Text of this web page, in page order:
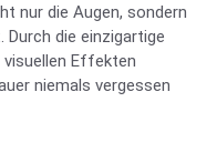
nur die Augen, sondern
Durch die einzigartige
Effekten
niemals vergessen